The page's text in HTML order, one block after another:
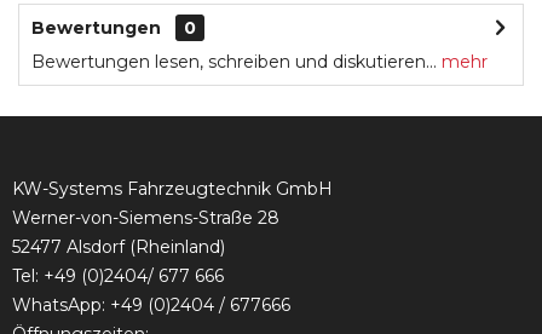
Bewertungen
0
Bewertungen lesen, schreiben und diskutieren... mehr
KW-Systems Fahrzeugtechnik GmbH
Werner-von-Siemens-Straße 28
52477 Alsdorf (Rheinland)
Tel: +49 (0)2404/ 677 666
WhatsApp: +49 (0)2404 / 677666